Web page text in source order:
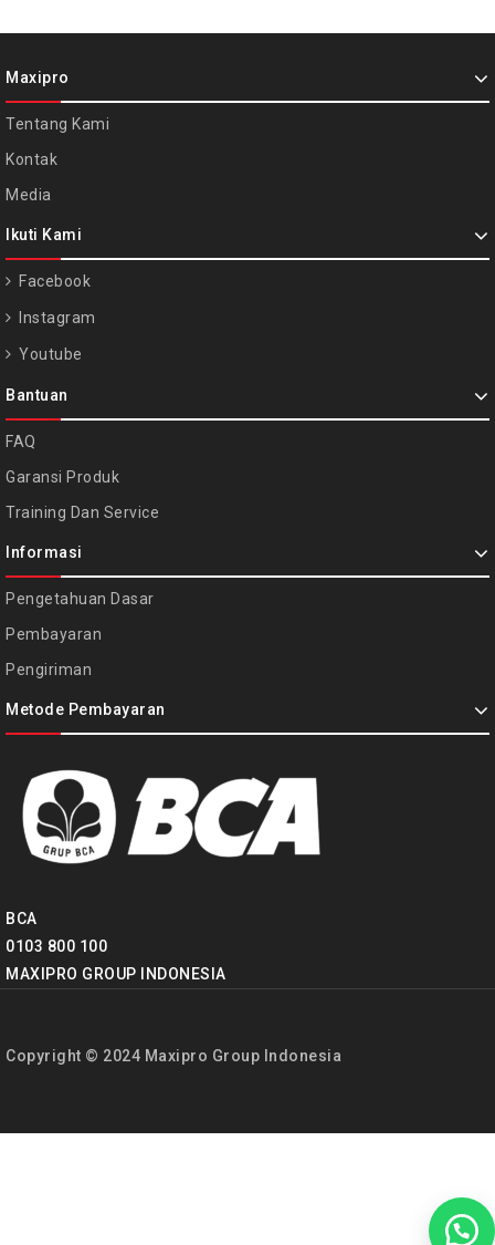
Maxipro
Tentang Kami
Kontak
Media
Ikuti Kami
Facebook
Instagram
Youtube
Bantuan
FAQ
Garansi Produk
Training Dan Service
Informasi
Pengetahuan Dasar
Pembayaran
Pengiriman
Metode Pembayaran
BCA
0103 800 100
MAXIPRO GROUP INDONESIA
Copyright © 2024 Maxipro Group Indonesia